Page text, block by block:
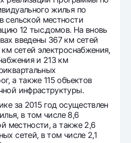
жилья по
сельской местности
12 тыс.домов. На вновь
введены 367 км сетей
сетей электроснабжения,
и 213 км
а также 115 объектов
инфраструктуры.
за 2015 год осуществлен
в том числе 8,6
местности, а также 2,6
сетей, в том числе 2,1